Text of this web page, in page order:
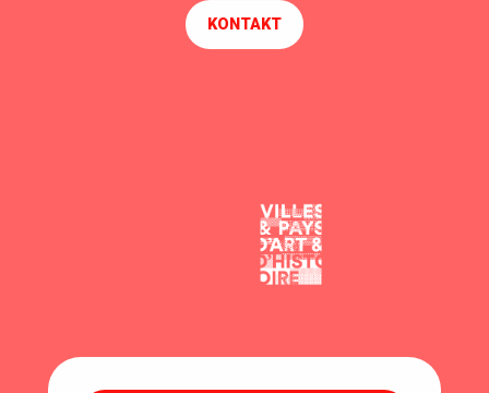
KONTAKT